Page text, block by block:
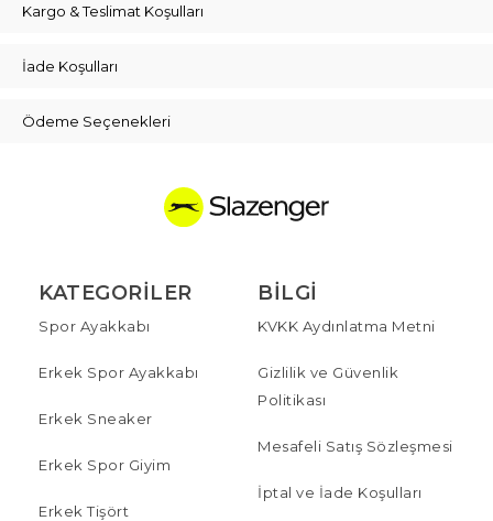
Kargo & Teslimat Koşulları
İade Koşulları
Ödeme Seçenekleri
KATEGORILER
Spor Ayakkabı
Erkek Spor Ayakkabı
Erkek Sneaker
Erkek Spor Giyim
Erkek Tişört
BILGI
KVKK Aydınlatma Metni
Gizlilik ve Güvenlik
Politikası
Mesafeli Satış Sözleşmesi
İptal ve İade Koşulları